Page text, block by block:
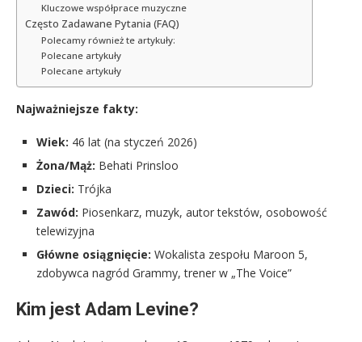
Kluczowe współprace muzyczne
Często Zadawane Pytania (FAQ)
Polecamy również te artykuły:
Polecane artykuły
Polecane artykuły
Najważniejsze fakty:
Wiek: 46 lat (na styczeń 2026)
Żona/Mąż: Behati Prinsloo
Dzieci: Trójka
Zawód: Piosenkarz, muzyk, autor tekstów, osobowość
telewizyjna
Główne osiągnięcie: Wokalista zespołu Maroon 5,
zdobywca nagród Grammy, trener w „The Voice”
Kim jest Adam Levine?